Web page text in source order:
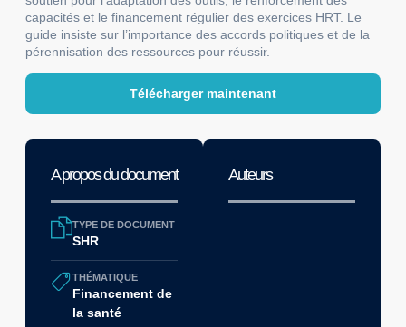
capacités et le financement régulier des exercices HRT. Le
guide insiste sur l’importance des accords politiques et de la
pérennisation des ressources pour réussir.
Télécharger maintenant
A propos du document
TYPE DE DOCUMENT
SHR
THÉMATIQUE
Financement de
la santé
Auteurs